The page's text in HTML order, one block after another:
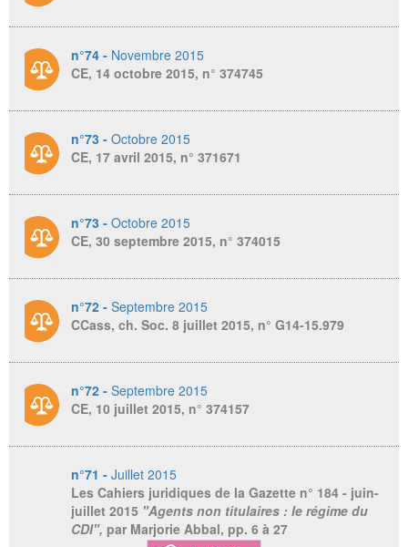
n°74 - Novembre 2015
CE, 14 octobre 2015, n° 374745
n°73 - Octobre 2015
CE, 17 avril 2015, n° 371671
n°73 - Octobre 2015
CE, 30 septembre 2015, n° 374015
n°72 - Septembre 2015
CCass, ch. Soc. 8 juillet 2015, n° G14-15.979
n°72 - Septembre 2015
CE, 10 juillet 2015, n° 374157
n°71 - Juillet 2015
Les Cahiers juridiques de la Gazette n° 184 - juin-
juillet 2015 "Agents non titulaires : le régime du
CDI", par Marjorie Abbal, pp. 6 à 27